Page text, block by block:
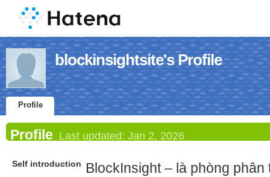
blockinsightsite's Profile
Profile
Profile Last updated: Jan 2, 2026
Self introduction
BlockInsight – là phòng